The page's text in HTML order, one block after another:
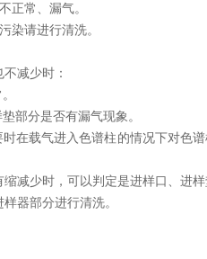
正常、漏气。
染请进行清洗。
减少时：
部分是否有漏气现象。
在载气进入色谱柱的情况下对色
减少时，可以判定是进样口、进
器部分进行清洗。